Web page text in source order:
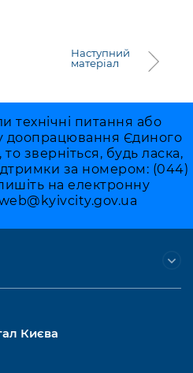
Наступний
матеріал
технічні питання або
доопрацювання Єдиного
зверніться, будь ласка,
за номером: (044)
на електронну
Києва